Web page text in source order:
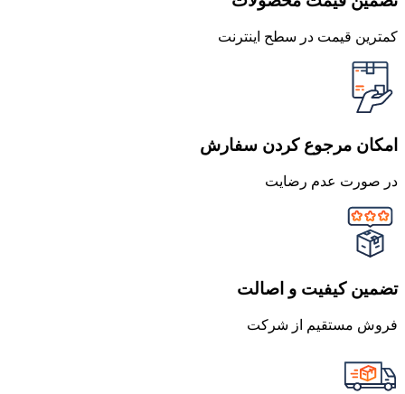
کمترین قیمت در سطح اینترنت
امکان مرجوع کردن سفارش
در صورت عدم رضایت
تضمین کیفیت و اصالت
فروش مستقیم از شرکت